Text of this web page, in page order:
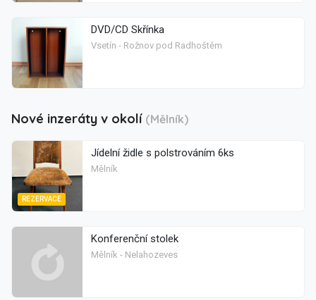
DVD/CD Skřínka
Vsetín - Rožnov pod Radhoštěm
Nové inzeráty v okolí (Mělník)
REZERVACE
Jídelní židle s polstrováním 6ks
Mělník
Konferenční stolek
Mělník - Nelahozeves